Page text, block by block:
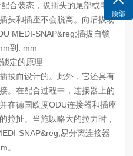
合装态，拔插头的尾部或电缆
头和插座不会脱离。向后拔动
MEDI-SNAP&reg;插拔自锁
到. mm
定的原理
拔而设计的。此外，它还具有
。在配合过程中，连接器上的
在德国欧度ODU连接器和插座
拉扯。当施以略大的拉力时，
SNAP&reg;易分离连接器
。
顶部